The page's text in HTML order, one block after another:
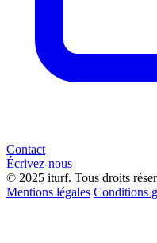
Contact
Écrivez-nous
© 2025 iturf. Tous droits
Mentions légales Conditions